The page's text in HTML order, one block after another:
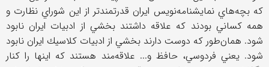
كه بچه‌هاي نمايشنامه‌نويس ايران قدرتمند‌تر از اين شوراي نظارت و
همه كساني بودند كه علاقه داشتند بخشي از ادبيات ايران نابود
شود. همان‌طور كه دوست دارند بخشي از ادبيات كلاسيك ايران نابود
شود. يعني فردوسي، حافظ و... علاقه‌مند هستند كه اينها را كنار